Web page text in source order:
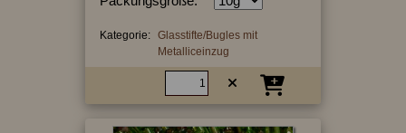
Kategorie: Glasstifte/Bugles mit
Metalliceinzug